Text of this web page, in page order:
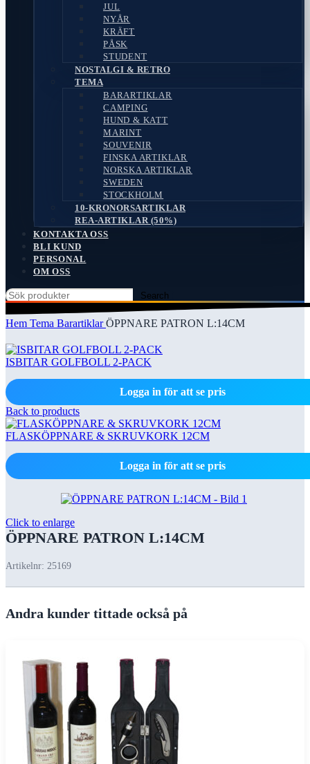
JUL
NYÅR
KRÄFT
PÅSK
STUDENT
NOSTALGI & RETRO
TEMA
BARARTIKLAR
CAMPING
HUND & KATT
MARINT
SOUVENIR
FINSKA ARTIKLAR
NORSKA ARTIKLAR
SWEDEN
STOCKHOLM
10-KRONORSARTIKLAR
REA-ARTIKLAR (50%)
KONTAKTA OSS
BLI KUND
PERSONAL
OM OSS
Search
Hem Tema BarartiklarÖPPNARE PATRON L:14CM
ISBITAR GOLFBOLL 2-PACK
Logga in för att se pris
Back to products
FLASKÖPPNARE & SKRUVKORK 12CM
Logga in för att se pris
Click to enlarge
ÖPPNARE PATRON L:14CM
Artikelnr: 25169
Andra kunder tittade också på